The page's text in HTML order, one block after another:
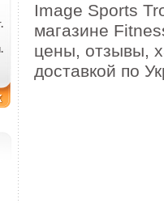
Image Sports
магазине
цены, отзывы,
доставкой по